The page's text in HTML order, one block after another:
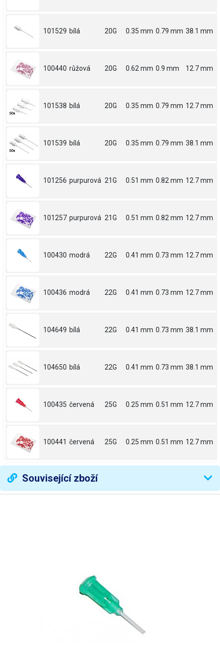
101529 bílá 20G 0.35 mm 0.79 mm 38.1 mm
100440 růžová 20G 0.62 mm 0.9 mm 12.7 mm
101538 bílá 20G 0.35 mm 0.79 mm 12.7 mm
101539 bílá 20G 0.35 mm 0.79 mm 38.1 mm
101256 purpurová 21G 0.51 mm 0.82 mm 12.7 mm
101257 purpurová 21G 0.51 mm 0.82 mm 12.7 mm
100430 modrá 22G 0.41 mm 0.73 mm 12.7 mm
100436 modrá 22G 0.41 mm 0.73 mm 12.7 mm
104649 bílá 22G 0.41 mm 0.73 mm 38.1 mm
104650 bílá 22G 0.41 mm 0.73 mm 38.1 mm
100435 červená 25G 0.25 mm 0.51 mm 12.7 mm
100441 červená 25G 0.25 mm 0.51 mm 12.7 mm
Související zboží